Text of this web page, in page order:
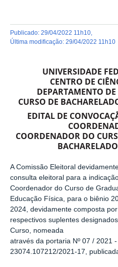
publicado: 29/04/2022 11h10
última modificação: 29/04/2022 11h10
UNIVERSIDADE
CENTRO DE
DEPARTAMENTO
CURSO DE
EDITAL DE
COORDENADOR DO
A Comissão Eleitoral
consulta eleitoral para a
Coordenador do Curso de
Educação Física, para o biênio
2024, devidamente composta por
respectivos suplentes designados
Curso, nomeada
através da portaria Nº 07 / 2021 -
23074.107212/2021-17,